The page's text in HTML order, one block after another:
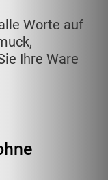
Worte auf
Ihre Ware